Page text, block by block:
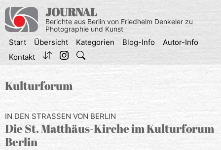
Inhalt
springen
JOURNAL
Berichte aus Berlin von Friedhelm Denkeler zu
Photographie und Kunst
Start Übersicht Kategorien Blog-Info
Autor-Info
Kontakt
Kulturforum
IN DEN STRASSEN VON BERLIN
Die St. Matthäus-Kirche im Kulturforum
Berlin